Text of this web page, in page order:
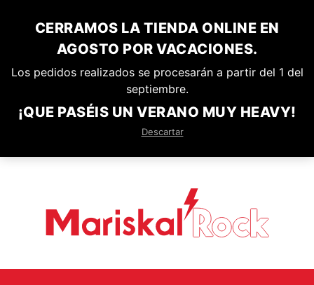
CERRAMOS LA TIENDA ONLINE EN
AGOSTO POR VACACIONES.
Los pedidos realizados se procesarán a partir del 1 del
septiembre.
¡QUE PASÉIS UN VERANO MUY HEAVY!
Descartar